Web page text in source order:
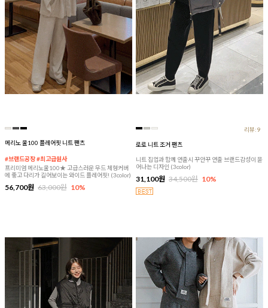
메리노 울100 플레어핏 니트 팬츠
#브랜드공장 #최고급원사
프리미엄 메리노울100★ 고급스러운 무드 체형커버
에 좋고 다리가 길어보이는 와이드 플레어핏! (3color)
56,700원 63,000원 10%
리뷰:9
로로 니트 조거 팬츠
니트 집업과 함께 연출시 꾸안꾸 연출 브랜드감성이 묻
어나는 디자인 (3color)
31,100원 34,500원 10%